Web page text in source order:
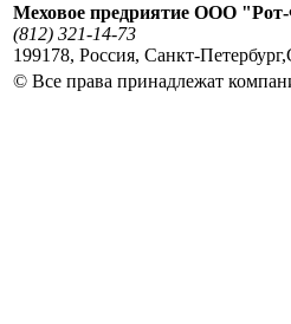
Меховое предриятие ООО
(812) 321-14-73
199178, Россия, Санкт-Петербург,
© Все права принадлежат